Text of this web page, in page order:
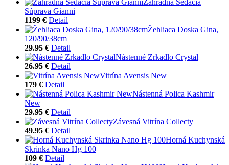
Súprava Gianni
1199 € Detail
Žehliaca Doska Gina,
120/90/38cm
29.95 € Detail
Nástenné Zrkadlo Crystal
26.95 € Detail
Vitrína Avensis New
179 € Detail
Nástenná Polica Kashmir
New
29.95 € Detail
Závesná Vitrína Collecty
49.95 € Detail
Horná Kuchynská
Skrinka Nano Hg 100
109 € Detail